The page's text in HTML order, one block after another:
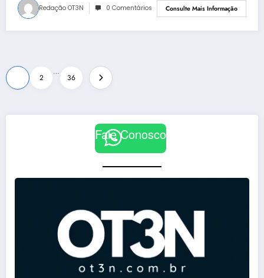
Redação OT3N 0 Comentários Consulte Mais Informação
Paginação
de
posts
2
…
36
Fale Conosco